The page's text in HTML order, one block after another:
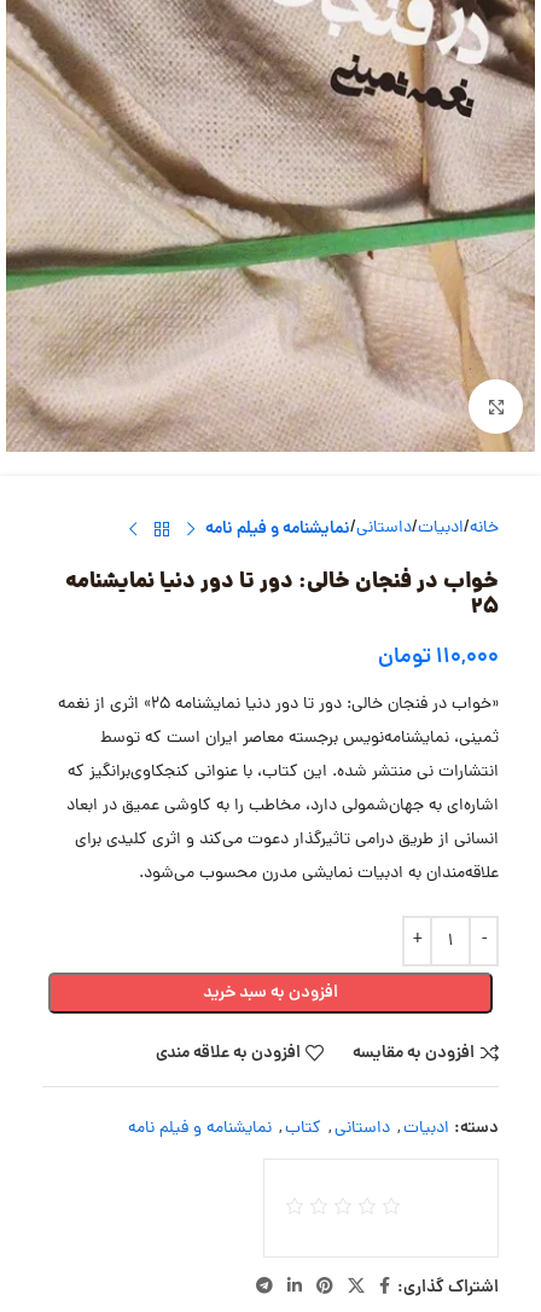
بزرگنمایی تصویر
خانه ادبیات داستانی نمایشنامه و فیلم نامه
خواب در فنجان خالی: دور تا دور دنیا نمایشنامه
25
۱۱۰,۰۰۰تومان
«خواب در فنجان خالی: دور تا دور دنیا نمایشنامه 25» اثری از نغمه
ثمینی، نمایشنامه‌نویس برجسته معاصر ایران است که توسط
انتشارات نی منتشر شده. این کتاب، با عنوانی کنجکاوی‌برانگیز که
اشاره‌ای به جهان‌شمولی دارد، مخاطب را به کاوشی عمیق در ابعاد
انسانی از طریق درامی تاثیرگذار دعوت می‌کند و اثری کلیدی برای
علاقه‌مندان به ادبیات نمایشی مدرن محسوب می‌شود.
افزودن به سبد خرید
افزودن به مقایسه افزودن به علاقه مندی
دسته: ادبیات, داستانی, کتاب, نمایشنامه و فیلم نامه
اشتراک گذاری: